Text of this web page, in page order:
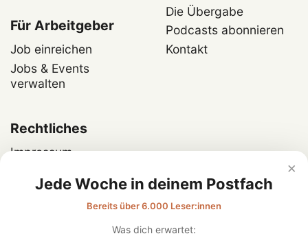
Für Arbeitgeber
Job einreichen
Jobs & Events
verwalten
Die Übergabe
Podcasts abonnieren
Kontakt
Rechtliches
Impressum
×
Jede Woche in deinem Postfach
Bereits über 6.000 Leser:innen
Was dich erwartet: